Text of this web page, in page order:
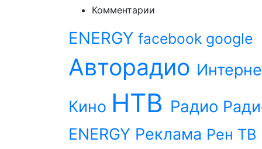
Комментарии
ENERGY facebook google
Авторадио
Кино НТВ Радио
ENERGY Реклама Рен ТВ